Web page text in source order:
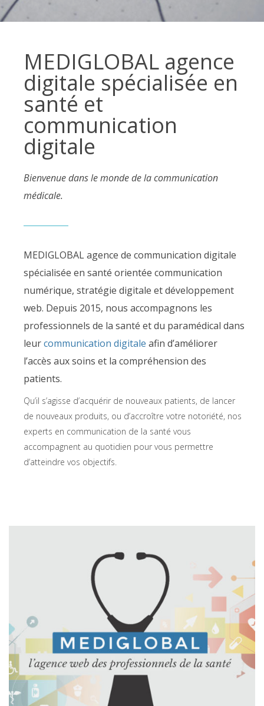
MEDIGLOBAL agence
digitale spécialisée en
santé et
communication
digitale
Bienvenue dans le monde de la communication
médicale.
MEDIGLOBAL agence de communication digitale
spécialisée en santé orientée communication
numérique, stratégie digitale et développement
web. Depuis 2015, nous accompagnons les
professionnels de la santé et du paramédical dans
leurcommunication digitale afin d’améliorer
l’accès aux soins et la compréhension des
patients.
Qu’il s’agisse d’acquérir de nouveaux patients, de lancer
de nouveaux produits, ou d’accroître votre notoriété, nos
experts en communication de la santé vous
accompagnent au quotidien pour vous permettre
d’atteindre vos objectifs.